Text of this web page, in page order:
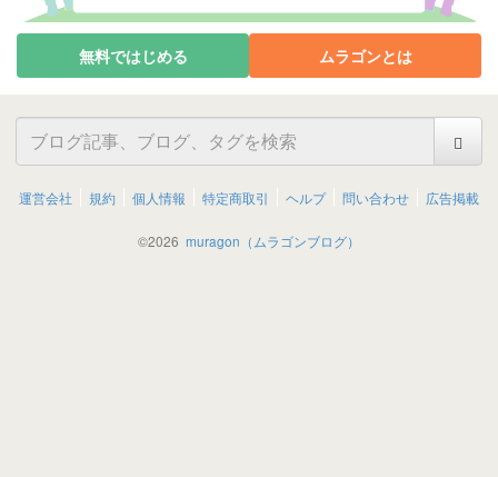
無料ではじめる ムラゴンとは
運営会社 規約 個人情報 特定商取引 ヘルプ 問い合わせ 広告掲載
©2026 muragon（ムラゴンブログ）